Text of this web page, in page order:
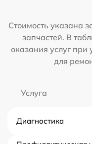
Стоимость указана
запчастей. В
оказания услуг
для
Услуга
Диагностика